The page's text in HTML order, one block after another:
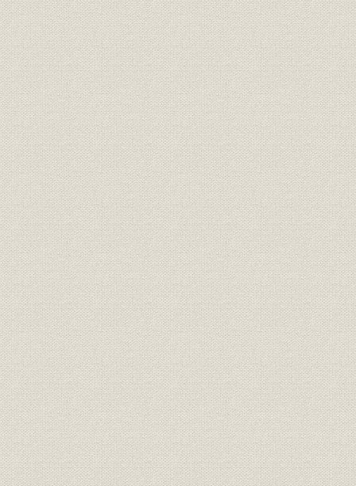
第二節 経営体制と経営方針
第三節 営業活動の積極展開
第四節 資産運用および損益
第六章 戦時体制下の帝国生命(昭和一二~二〇年)
第一節 保険業法の全面改正と業界
第二節 戦時体制下の経営
第三節 戦時体制下の営業
第四節 資産運用および損益
余録
1 “わが国生保の第一号は誰か?”
2 “創立委員は身元調べされた!!”
3 “当社発祥の地、日本橋区堀留町”
4 “ダントツの資本金”
5 “創業一〇周年記念”
6 “滝原美次の待罪書”